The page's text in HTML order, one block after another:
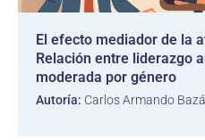
El efecto mediador de la
Relación entre liderazgo
moderada por género
Autoría: Carlos Armando